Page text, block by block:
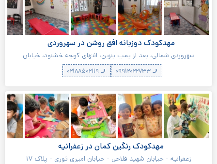
مهدکودک دوزبانه افق روشن در سهروردی
سهروردی شمالی، بعد از پمپ بنزین، انتهای کوچه خشنود، خیابان
صحاف‌زاده، پلاک ۱۲ (مجاور ایستگاه مترو سهروردی)
۰۹۹۱۲۰۲۲۷۳۳ ۰۲۱۸۸۵۰۲۱۱۹
مهدکودک رنگین کمان در زعفرانیه
زعفرانیه - خیابان شهید فلاحی - خیابان امیری ثوری - پلاک ۱۷